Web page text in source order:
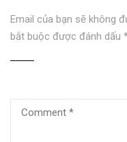
Email của bạn sẽ không
bắt buộc được đánh dấu